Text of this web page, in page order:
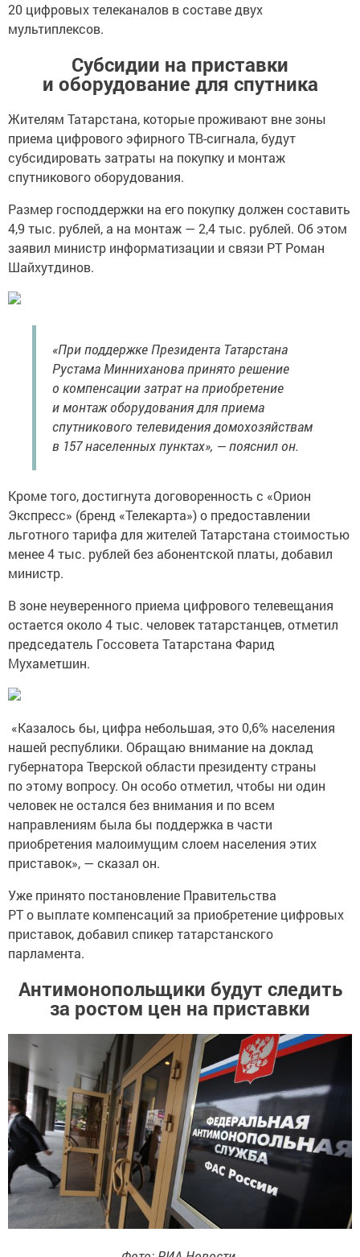
20 цифровых телеканалов в составе двух
мультиплексов.
Субсидии на приставки
и оборудование для спутника
Жителям Татарстана, которые проживают вне зоны
приема цифрового эфирного ТВ-сигнала, будут
субсидировать затраты на покупку и монтаж
спутникового оборудования.
Размер господдержки на его покупку должен составить
4,9 тыс. рублей, а на монтаж — 2,4 тыс. рублей. Об этом
заявил министр информатизации и связи РТ Роман
Шайхутдинов.
«При поддержке Президента Татарстана
Рустама Минниханова принято решение
о компенсации затрат на приобретение
и монтаж оборудования для приема
спутникового телевидения домохозяйствам
в 157 населенных пунктах», — пояснил он.
Кроме того, достигнута договоренность с «Орион
Экспресс» (бренд «Телекарта») о предоставлении
льготного тарифа для жителей Татарстана стоимостью
менее 4 тыс. рублей без абонентской платы, добавил
министр.
В зоне неуверенного приема цифрового телевещания
остается около 4 тыс. человек татарстанцев, отметил
председатель Госсовета Татарстана Фарид
Мухаметшин.
«Казалось бы, цифра небольшая, это 0,6% населения
нашей республики. Обращаю внимание на доклад
губернатора Тверской области президенту страны
по этому вопросу. Он особо отметил, чтобы ни один
человек не остался без внимания и по всем
направлениям была бы поддержка в части
приобретения малоимущим слоем населения этих
приставок», — сказал он.
Уже принято постановление Правительства
РТ о выплате компенсаций за приобретение цифровых
приставок, добавил спикер татарстанского
парламента.
Антимонопольщики будут следить
за ростом цен на приставки